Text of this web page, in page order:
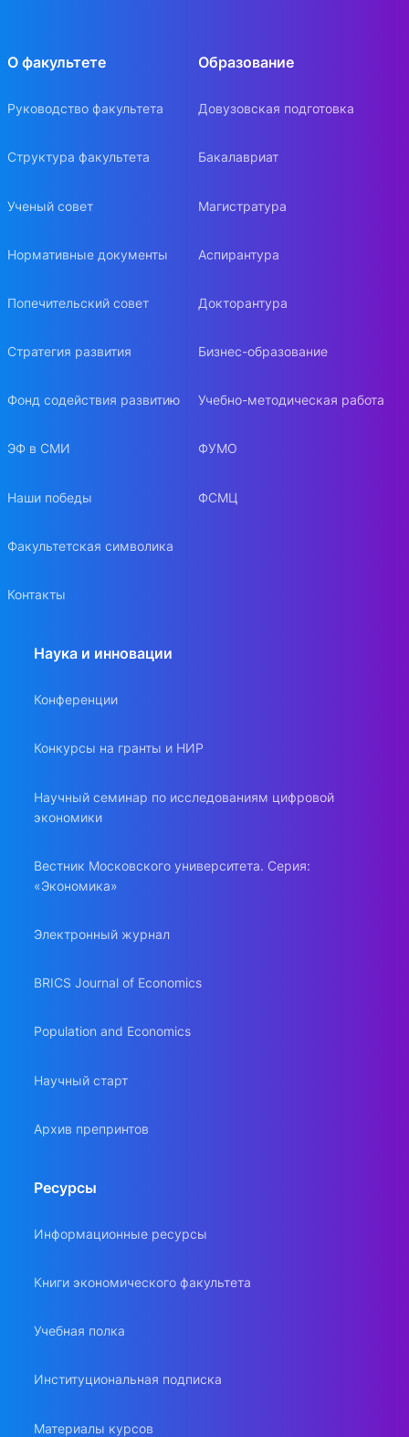
О факультете
Руководство факультета
Структура факультета
Ученый совет
Нормативные документы
Попечительский совет
Стратегия развития
Фонд содействия развитию
ЭФ в СМИ
Наши победы
Факультетская символика
Контакты
Образование
Довузовская подготовка
Бакалавриат
Магистратура
Аспирантура
Докторантура
Бизнес-образование
Учебно-методическая работа
ФУМО
ФСМЦ
Наука и инновации
Конференции
Конкурсы на гранты и НИР
Научный семинар по исследованиям цифровой
экономики
Вестник Московского университета. Серия:
«Экономика»
Электронный журнал
BRICS Journal of Economics
Population and Economics
Научный старт
Архив препринтов
Ресурсы
Информационные ресурсы
Книги экономического факультета
Учебная полка
Институциональная подписка
Материалы курсов